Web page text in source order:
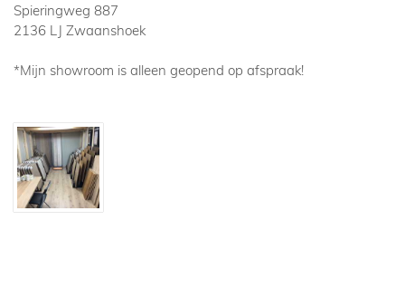
Spieringweg 887
2136 LJ Zwaanshoek
*Mijn showroom is alleen geopend op afspraak!